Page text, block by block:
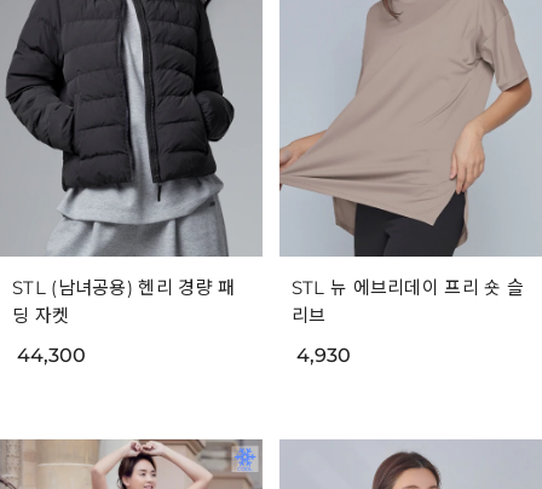
STL (남녀공용) 헨리 경량 패
딩 자켓
44,300
STL 뉴 에브리데이 프리 숏 슬
리브
4,930